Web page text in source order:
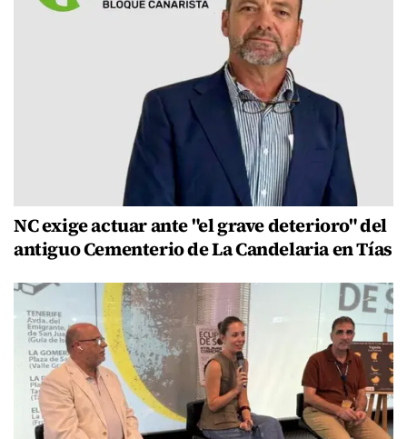
NC exige actuar ante "el grave deterioro" del
antiguo Cementerio de La Candelaria en Tías